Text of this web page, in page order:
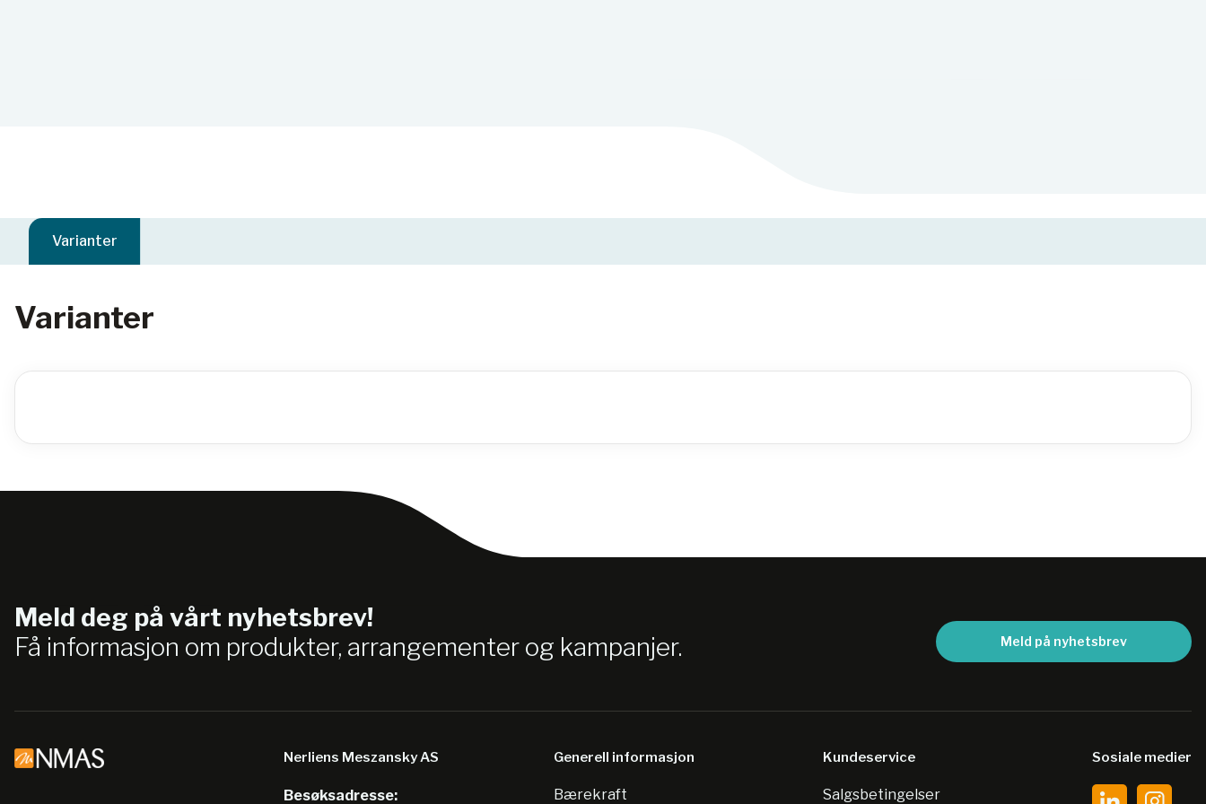
Varianter
Varianter
Meld deg på vårt nyhetsbrev!
Få informasjon om produkter, arrangementer og kampanjer.
Meld på nyhetsbrev
Nerliens Meszansky AS
Besøksadresse:
Generell informasjon
Bærekraft
Kundeservice
Salgsbetingelser
Sosiale medier